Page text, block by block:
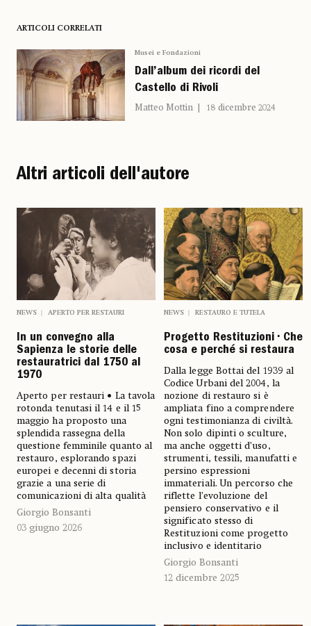
ARTICOLI CORRELATI
Musei e Fondazioni
Dall’album dei ricordi del
Castello di Rivoli
Matteo Mottin 18 dicembre 2024
Altri articoli dell'autore
NEWS APERTO PER RESTAURI
In un convegno alla
Sapienza le storie delle
restauratrici dal 1750 al
1970
Aperto per restauri • La tavola
rotonda tenutasi il 14 e il 15
maggio ha proposto una
splendida rassegna della
questione femminile quanto al
restauro, esplorando spazi
europei e decenni di storia
grazie a una serie di
comunicazioni di alta qualità
Giorgio Bonsanti
03 giugno 2026
NEWS RESTAURO E TUTELA
Progetto Restituzioni • Che
cosa e perché si restaura
Dalla legge Bottai del 1939 al
Codice Urbani del 2004, la
nozione di restauro si è
ampliata fino a comprendere
ogni testimonianza di civiltà.
Non solo dipinti o sculture,
ma anche oggetti d’uso,
strumenti, tessili, manufatti e
persino espressioni
immateriali. Un percorso che
riflette l’evoluzione del
pensiero conservativo e il
significato stesso di
Restituzioni come progetto
inclusivo e identitario
Giorgio Bonsanti
12 dicembre 2025